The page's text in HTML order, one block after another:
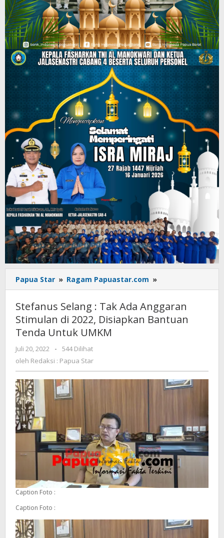
Papua Star » Ragam Papuastar.com »
Selang
Tak
Ada
Disiapkan
Bantuan
Stefanus Selang : Tak Ada Anggaran
Stimulan di 2022, Disiapkan Bantuan
Tenda Untuk UMKM
Juli 20, 2022
oleh
Redaksi
Star
-
544 Dilihat
oleh Redaksi : Papua Star
Caption Foto :
Caption Foto :